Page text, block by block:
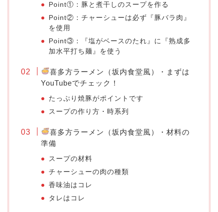
Point①：豚と煮干しのスープを作る
Point②：チャーシューは必ず『豚バラ肉』
を使用
Point③：『塩がベースのたれ』に『熟成多
加水平打ち麺』を使う
喜多方ラーメン（坂内食堂風）・まずは
YouTubeでチェック！
たっぷり焼豚がポイントです
スープの作り方・時系列
喜多方ラーメン（坂内食堂風）・材料の
準備
スープの材料
チャーシューの肉の種類
香味油はコレ
タレはコレ